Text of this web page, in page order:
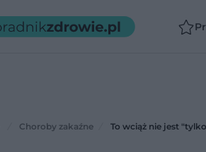
Choroby zakaźne To wciąż nie jest